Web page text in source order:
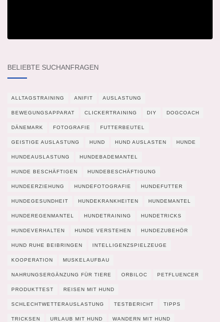
BELIEBTE SUCHANFRAGEN
ALLTAGSTRAINING ANIFIT AUSLASTUNG
BEWEGUNGSAPPARAT CLICKERTRAINING DIY DOGCOACH
DÄNEMARK FOTOGRAFIE FUTTERBEUTEL
GEISTIGE AUSLASTUNG HUND HUND AUSLASTEN HUNDE
HUNDEAUSLASTUNG HUNDEBADEMANTEL
HUNDE BESCHÄFTIGEN HUNDEBESCHÄFTIGUNG
HUNDEERZIEHUNG HUNDEFOTOGRAFIE HUNDEFUTTER
HUNDEGESUNDHEIT HUNDEKRANKHEITEN HUNDEMANTEL
HUNDEREGENMANTEL HUNDETRAINING HUNDETRICKS
HUNDEVERHALTEN HUNDE VERSTEHEN HUNDEZUBEHÖR
HUND RUHE BEIBRINGEN INTELLIGENZSPIELZEUGE
KOOPERATION MUSKELAUFBAU
NAHRUNGSERGÄNZUNG FÜR TIERE ORBILOC PETFLUENCER
PRODUKTTEST REISEN MIT HUND
SCHLECHTWETTERAUSLASTUNG TESTBERICHT TIPPS
TRICKSEN URLAUB MIT HUND WANDERN MIT HUND